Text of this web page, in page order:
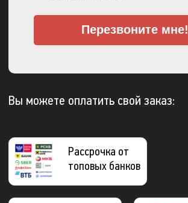
Перезвоните мне!
Вы можете оплатить свой заказ:
Рассрочка от
топовых банков